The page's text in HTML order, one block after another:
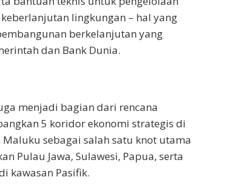
lingkungan – hal yang
berkelanjutan yang
dan Bank Dunia.
menjadi bagian dari rencana
5 koridor ekonomi strategis di
sebagai salah satu knot utama
Pulau Jawa, Sulawesi, Papua, serta
kawasan Pasifik.